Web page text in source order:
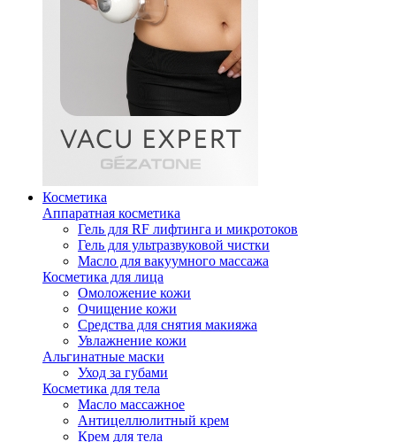
Косметика
Аппаратная косметика
Гель для RF лифтинга и микротоков
Гель для ультразвуковой чистки
Масло для вакуумного массажа
Косметика для лица
Омоложение кожи
Очищение кожи
Средства для снятия макияжа
Увлажнение кожи
Альгинатные маски
Уход за губами
Косметика для тела
Масло массажное
Антицеллюлитный крем
Крем для тела